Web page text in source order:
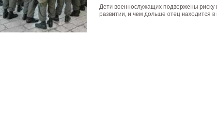
Дети военнослужащих подвержены риску
развитии, и чем дольше отец находится в